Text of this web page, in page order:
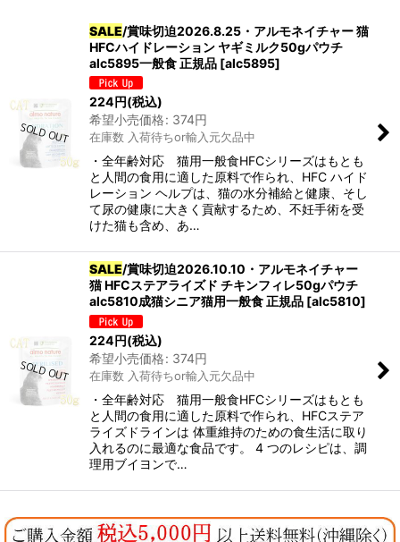
並び順:
絞り込む
SALE/賞味切迫2026.8.25・アルモネイチャー 猫
HFCハイドレーション ヤギミルク50gパウチ
alc5895一般食 正規品 [alc5895]
224 円(税込)
希望小売価格: 374円
在庫数 入荷待ちor輸入元欠品中
・全年齢対応 猫用一般食HFCシリーズはもとも
と人間の食用に適した原料で作られ、HFC ハイド
レーション ヘルプは、猫の水分補給と健康、そし
て尿の健康に大きく貢献するため、不妊手術を受
けた猫も含め、あ…
SALE/賞味切迫2026.10.10・アルモネイチャー
猫 HFCステアライズド チキンフィレ50gパウチ
alc5810成猫シニア猫用一般食 正規品 [alc5810]
224円(税込)
希望小売価格: 374円
在庫数 入荷待ちor輸入元欠品中
・全年齢対応 猫用一般食HFCシリーズはもとも
と人間の食用に適した原料で作られ、HFCステア
ライズドラインは 体重維持のための食生活に取り
入れるのに最適な食品です。 4 つのレシピは、調
理用ブイヨンで…